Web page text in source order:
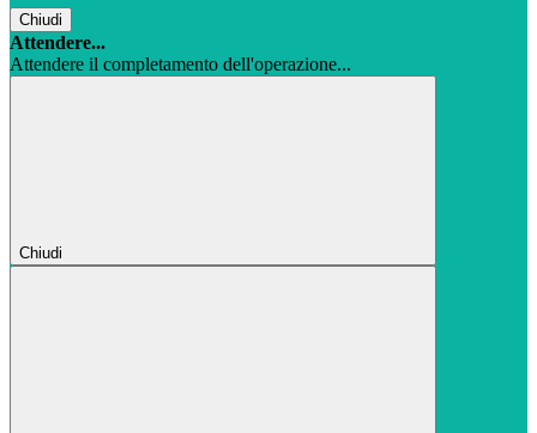
Chiudi
Attendere...
Attendere il completamento dell'operazione...
Chiudi